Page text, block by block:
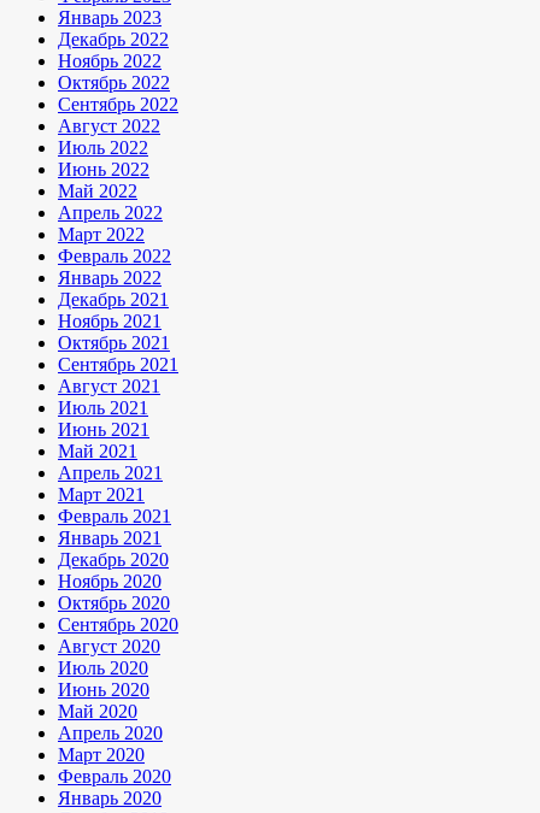
Январь 2023
Декабрь 2022
Ноябрь 2022
Октябрь 2022
Сентябрь 2022
Август 2022
Июль 2022
Июнь 2022
Май 2022
Апрель 2022
Март 2022
Февраль 2022
Январь 2022
Декабрь 2021
Ноябрь 2021
Октябрь 2021
Сентябрь 2021
Август 2021
Июль 2021
Июнь 2021
Май 2021
Апрель 2021
Март 2021
Февраль 2021
Январь 2021
Декабрь 2020
Ноябрь 2020
Октябрь 2020
Сентябрь 2020
Август 2020
Июль 2020
Июнь 2020
Май 2020
Апрель 2020
Март 2020
Февраль 2020
Январь 2020